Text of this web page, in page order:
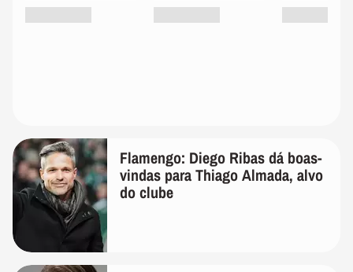
Flamengo: Diego Ribas dá boas-
vindas para Thiago Almada, alvo
do clube